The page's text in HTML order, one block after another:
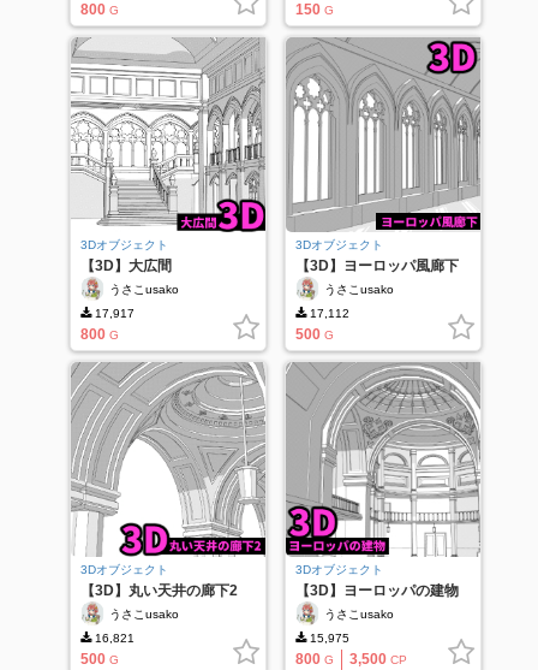
800 G 150 G
3Dオブジェクト
【3D】大広間
うさこusako
17,917
800 G
3Dオブジェクト
【3D】ヨーロッパ風廊下
うさこusako
17,112
500 G
3Dオブジェクト
【3D】丸い天井の廊下2
うさこusako
16,821
500 G
3Dオブジェクト
【3D】ヨーロッパの建物
うさこusako
15,975
800 G 3,500 CP